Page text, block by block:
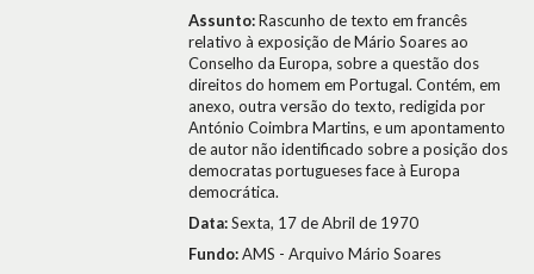
Assunto:Rascunho de texto em francês
relativo à exposição de Mário Soares ao
Conselho da Europa, sobre a questão dos
direitos do homem em Portugal. Contém, em
anexo, outra versão do texto, redigida por
António Coimbra Martins, e um apontamento
de autor não identificado sobre a posição dos
democratas portugueses face à Europa
democrática.
Data:Sexta, 17 de Abril de 1970
Fundo:AMS - Arquivo Mário Soares